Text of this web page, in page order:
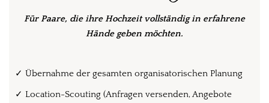
Für Paare, die ihre Hochzeit vollständig in erfahrene
Hände geben möchten.
✓ Übernahme der gesamten organisatorischen Planung
✓ Location-Scouting (Anfragen versenden, Angebote